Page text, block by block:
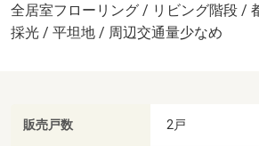
全居室フローリング / リビング階段 /
採光 / 平坦地 / 周辺交通量少なめ
販売戸数 2戸